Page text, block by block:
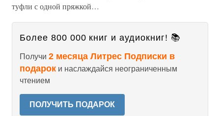
туфли с одной пряжкой…
Более 800 000 книг и аудиокниг! 📚
Получи 2 месяца Литрес Подписки в
подарок и наслаждайся неограниченным
чтением
ПОЛУЧИТЬ ПОДАРОК